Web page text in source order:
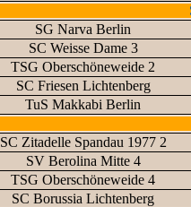
SG Narva Berlin
SC Weisse Dame 3
TSG Oberschöneweide 2
SC Friesen Lichtenberg
TuS Makkabi Berlin
SC Zitadelle Spandau 1977 2
SV Berolina Mitte 4
TSG Oberschöneweide 4
SC Borussia Lichtenberg